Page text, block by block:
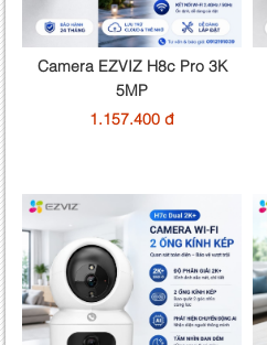
Camera EZVIZ H8c Pro 3K
5MP
1.157.400 đ